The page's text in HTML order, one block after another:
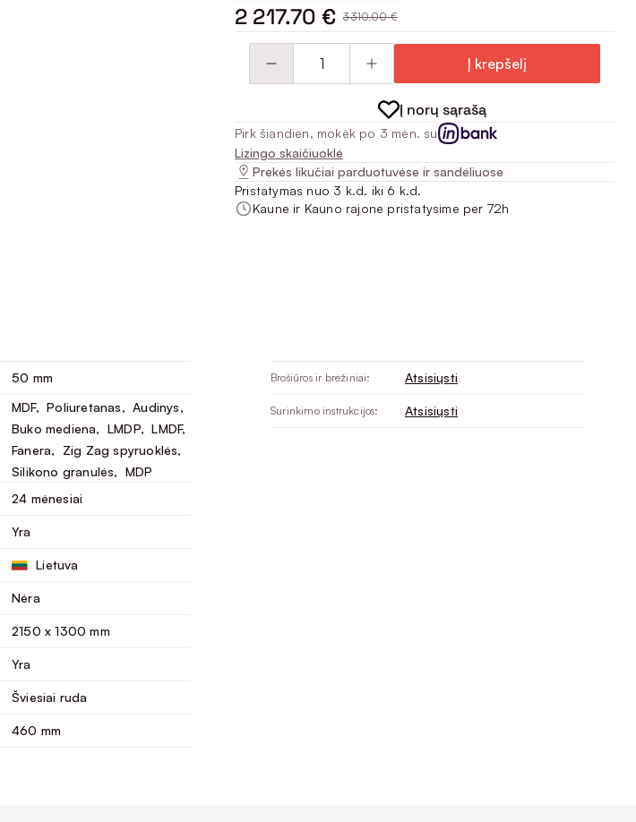
2 217.70 € 3 310.00 €
Į krepšelį
Į norų sąrašą
Pirk šiandien, mokėk po 3 mėn. su
Lizingo skaičiuoklė
Prekės likučiai parduotuvėse ir sandėliuose
Pristatymas nuo 3 k.d. iki 6 k.d.
Kaune ir Kauno rajone pristatysime per 72h
50 mm
MDF, Poliuretanas, Audinys,
Buko mediena, LMDP, LMDF,
Fanera, Zig Zag spyruoklės,
Silikono granulės, MDP
24 mėnesiai
Yra
Lietuva
Nėra
2150 x 1300 mm
Yra
Šviesiai ruda
460 mm
Brošiūros ir brėžiniai: Atsisiųsti
Surinkimo instrukcijos: Atsisiųsti